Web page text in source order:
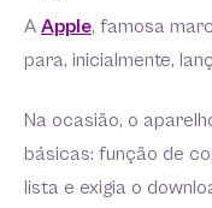
A Apple, famosa
para, inicialmente,
Na ocasião, o
básicas: função de
lista e exigia o